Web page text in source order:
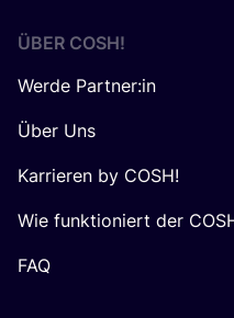
ÜBER COSH!
Werde Partner:in
Über Uns
Karrieren by COSH!
Wie funktioniert der
FAQ